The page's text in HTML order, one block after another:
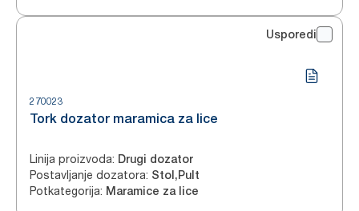
Usporedi
270023
Tork dozator maramica za lice
Linija proizvoda: Drugi dozator
Postavljanje dozatora: Stol,Pult
Potkategorija: Maramice za lice